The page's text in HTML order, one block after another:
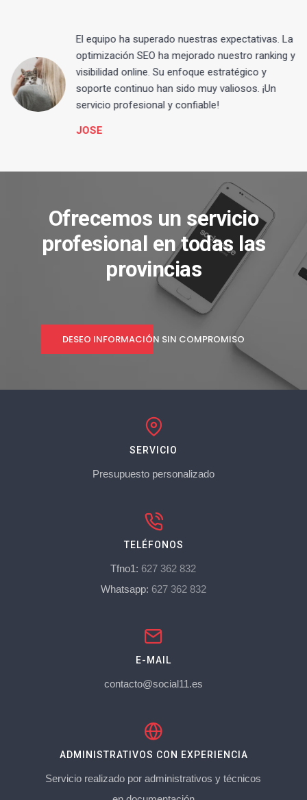
El equipo ha superado nuestras expectativas. La
optimización SEO ha mejorado nuestro ranking y
visibilidad online. Su enfoque estratégico y
soporte continuo han sido muy valiosos. ¡Un
servicio profesional y confiable!
JOSE
Ofrecemos un servicio
profesional en todas las
provincias
DESEO INFORMACIÓN SIN COMPROMISO
SERVICIO
Presupuesto personalizado
TELÉFONOS
Tfno1: 627 362 832
Whatsapp: 627 362 832
E-MAIL
contacto@social11.es
ADMINISTRATIVOS CON EXPERIENCIA
Servicio realizado por administrativos y técnicos